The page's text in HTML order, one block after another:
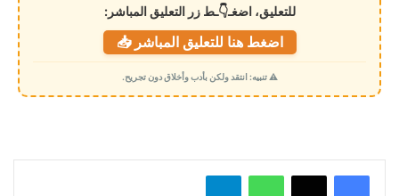
م
ي
للتعليق، اضغـ👇ـط زر التعليق المباشر:
اضغط هنا للتعليق المباشر 📥
⚠️ تنبيه: انتقد ولكن بأدب وأخلاق دون تجريح.
واتساب